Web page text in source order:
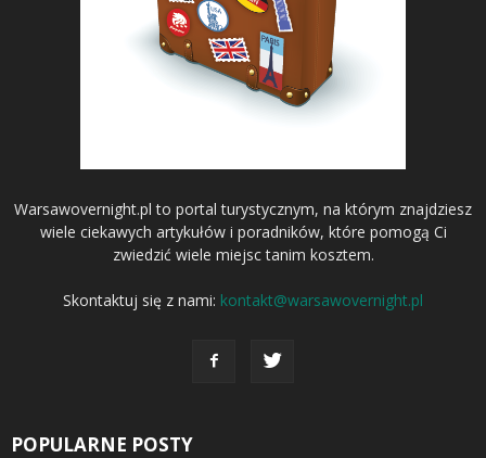
Warsawovernight.pl to portal turystycznym, na którym znajdziesz
wiele ciekawych artykułów i poradników, które pomogą Ci
zwiedzić wiele miejsc tanim kosztem.
Skontaktuj się z nami: kontakt@warsawovernight.pl
POPULARNE POSTY